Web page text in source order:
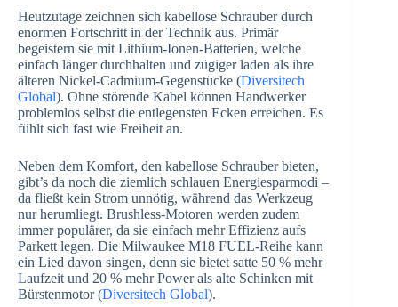
Heutzutage zeichnen sich kabellose Schrauber durch
enormen Fortschritt in der Technik aus. Primär
begeistern sie mit Lithium-Ionen-Batterien, welche
einfach länger durchhalten und zügiger laden als ihre
älteren Nickel-Cadmium-Gegenstücke (Diversitech
Global). Ohne störende Kabel können Handwerker
problemlos selbst die entlegensten Ecken erreichen. Es
fühlt sich fast wie Freiheit an.
Neben dem Komfort, den kabellose Schrauber bieten,
gibt’s da noch die ziemlich schlauen Energiesparmodi –
da fließt kein Strom unnötig, während das Werkzeug
nur herumliegt. Brushless-Motoren werden zudem
immer populärer, da sie einfach mehr Effizienz aufs
Parkett legen. Die Milwaukee M18 FUEL-Reihe kann
ein Lied davon singen, denn sie bietet satte 50 % mehr
Laufzeit und 20 % mehr Power als alte Schinken mit
Bürstenmotor (Diversitech Global).